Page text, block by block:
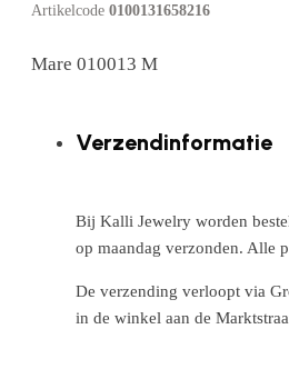
Artikelcode 0100131658216
Mare 010013 M
Verzendinformatie
Bij Kalli Jewelry worden
op maandag verzonden. Alle
De verzending verloopt via
in de winkel aan de